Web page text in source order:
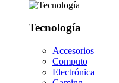
Tecnología
Accesorios
Computo
Electrónica